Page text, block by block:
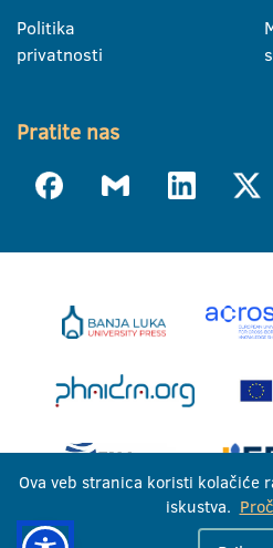
Politika
privatnosti
Pratite nas
Univerzitet u
Ova veb stranica koristi kolačiće
iskustva.